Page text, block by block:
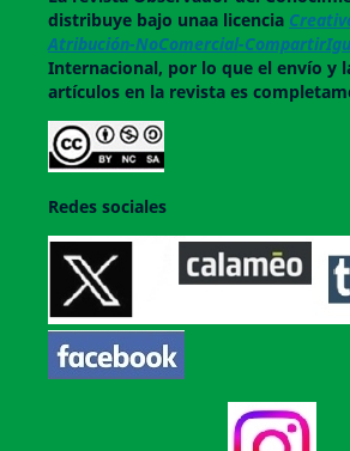
distribuye bajo unaa licencia
Atribución-NoComercial-
Internacional, por lo que el envío y
artículos en la revista es
Redes sociales